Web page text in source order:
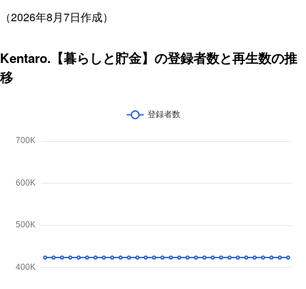
（2026年8月7日作成）
Kentaro.【暮らしと貯金】の登録者数と再生数の推
移